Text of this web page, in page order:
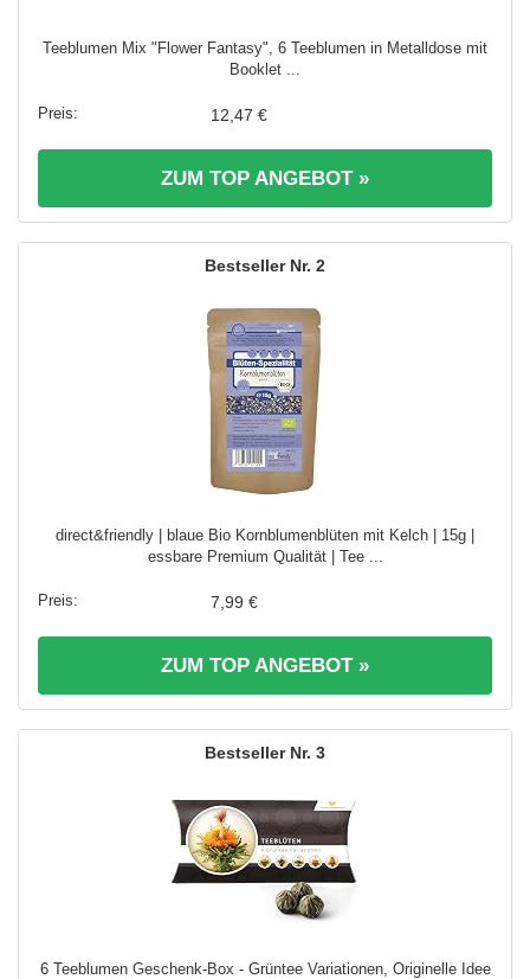
Teeblumen Mix "Flower Fantasy", 6 Teeblumen in Metalldose mit
Booklet ...
12,47 €
ZUM TOP ANGEBOT »
2
direct&friendly | blaue Bio Kornblumenblüten mit Kelch | 15g |
essbare Premium Qualität | Tee ...
7,99 €
ZUM TOP ANGEBOT »
3
6 Teeblumen Geschenk-Box - Grüntee Variationen, Originelle Idee